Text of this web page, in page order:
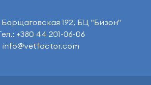
Борщаговская 192, БЦ "Бизон"
+380 44 201-06-06
info@vetfactor.com